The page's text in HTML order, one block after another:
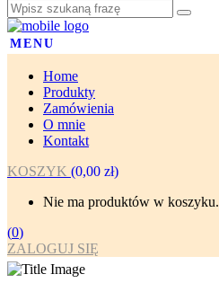
MENU
Home
Produkty
Zamówienia
O mnie
Kontakt
KOSZYK (0,00 zł)
Nie ma produktów w koszyku.
(0)
ZALOGUJ SIĘ